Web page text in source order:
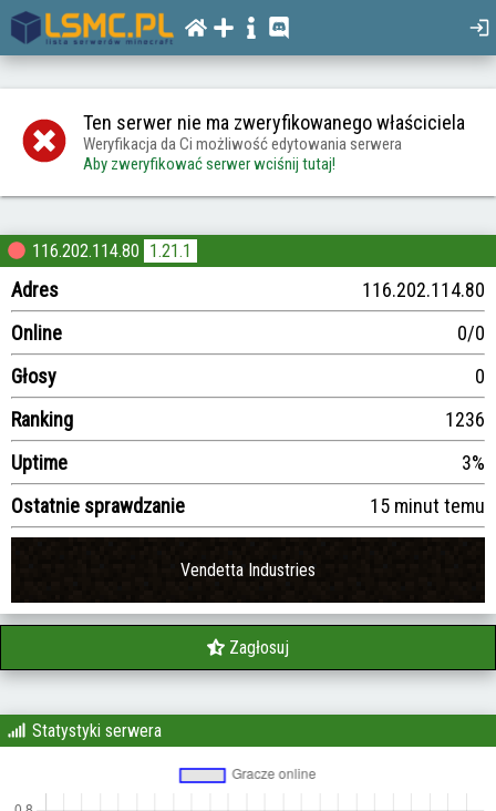
Ten serwer nie ma zweryfikowanego właściciela
Weryfikacja da Ci możliwość edytowania serwera
Aby zweryfikować serwer wciśnij tutaj!
116.202.114.80 1.21.1
Adres
116.202.114.80
Online
0/0
Głosy
0
Ranking
1236
Uptime
3%
Ostatnie sprawdzanie
15 minut temu
Vendetta Industries
Zagłosuj
Statystyki serwera